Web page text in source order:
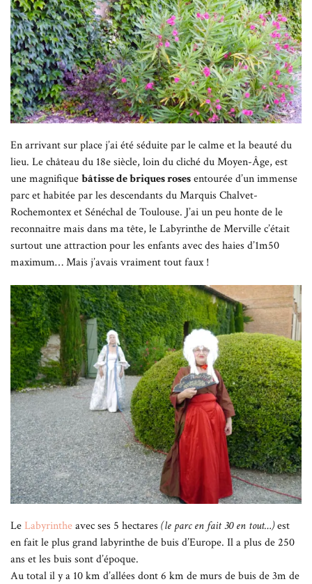
En arrivant sur place j’ai été séduite par le calme et la beauté du
lieu. Le château du 18e siècle, loin du cliché du Moyen-Âge, est
une magnifiquebâtisse de briques rosesentourée d’un immense
parc et habitée par les descendants du Marquis Chalvet-
Rochemontex et Sénéchal de Toulouse. J’ai un peu honte de le
reconnaitre mais dans ma tête, le Labyrinthe de Merville c’était
surtout une attraction pour les enfants avec des haies d’1m50
maximum… Mais j’avais vraiment tout faux !
Le Labyrintheavec ses 5 hectares (le parc en fait 30 en tout…)est
en fait le plus grand labyrinthe de buis d’Europe. Il a plus de 250
ans et les buis sont d’époque.
Au total il y a 10 km d’allées dont 6 km de murs de buis de 3m de